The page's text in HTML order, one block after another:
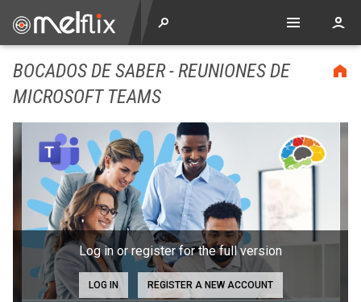
BOCADOS DE SABER - REUNIONES DE
MICROSOFT TEAMS
Log in or register for the full version
LOG IN REGISTER A NEW ACCOUNT